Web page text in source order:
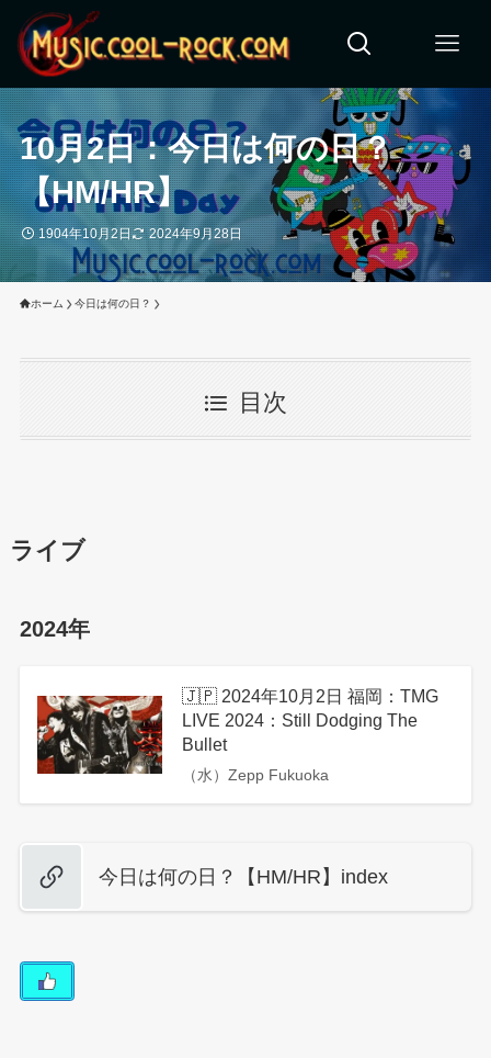
10月2日：今日は何の日？
【HM/HR】
1904年10月2日 2024年9月28日
ホーム 今日は何の日？
目次
ライブ
2024年
🇯🇵 2024年10月2日 福岡：TMG
LIVE 2024：Still Dodging The
Bullet
（水）Zepp Fukuoka
今日は何の日？【HM/HR】index